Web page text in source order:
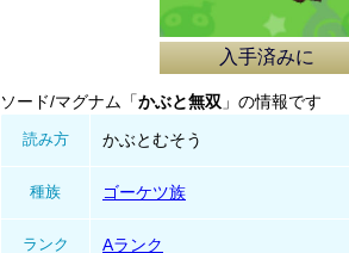
入手済みに
ソード/マグナム「 かぶと無双 」の情報です
読み方 かぶとむそう
種族 ゴーケツ族
ランク Aランク